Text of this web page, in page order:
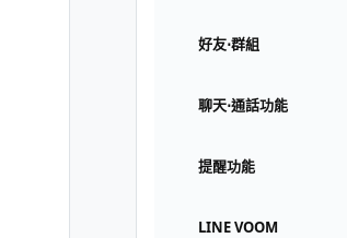
好友⋅群組
聊天⋅通話功能
提醒功能
LINE VOOM